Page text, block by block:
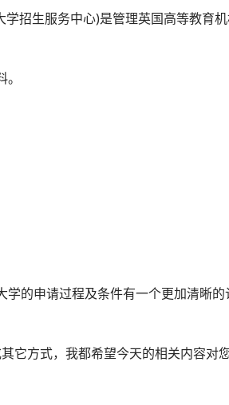
学招生服务中心)是管理英国高等教育
学的申请过程及条件有一个更加清晰
它方式，我都希望今天的相关内容对您